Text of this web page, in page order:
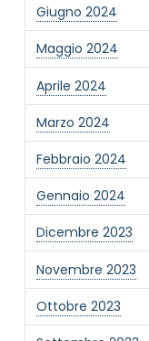
Giugno 2024
Maggio 2024
Aprile 2024
Marzo 2024
Febbraio 2024
Gennaio 2024
Dicembre 2023
Novembre 2023
Ottobre 2023
Informativa
Ho preso
Privacy Policy
Newsletter
Desidero
novità
newsletter
Invia